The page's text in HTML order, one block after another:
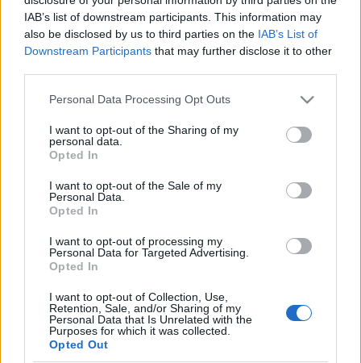
IAB’s list of downstream participants. This information may
also be disclosed by us to third parties on the IAB’s List of
Downstream Participants that may further disclose it to other
Please note that this website/app uses one or more Google
not limited to your visit or usage behaviour. You may click to
grant or deny consent to Google and its third-party tags to
use your data for below specified purposes in below Google
consent section.
Personal Data Processing Opt Outs
I want to opt-out of the Sharing of my
personal data.
Opted In
I want to opt-out of the Sale of my
Personal Data.
Opted In
I want to opt-out of processing my
Personal Data for Targeted Advertising.
Opted In
I want to opt-out of Collection, Use,
Retention, Sale, and/or Sharing of my
Personal Data that Is Unrelated with the
Purposes for which it was collected.
Opted Out
DOBRY SŁOWNIK
SŁOWNIK
OFERTA
PROGRAM PARTNERSKI
ZAPISZ SIĘ NA NEWSLETTER
O NAS